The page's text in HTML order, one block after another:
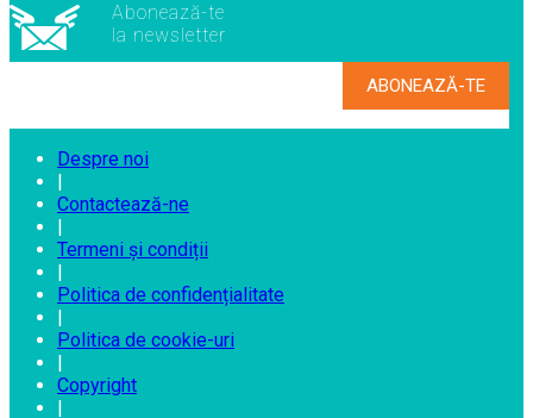
Abonează-te
la newsletter
Despre noi
Contactează-ne
Termeni și condiții
Politica de confidențialitate
Politica de cookie-uri
Copyright